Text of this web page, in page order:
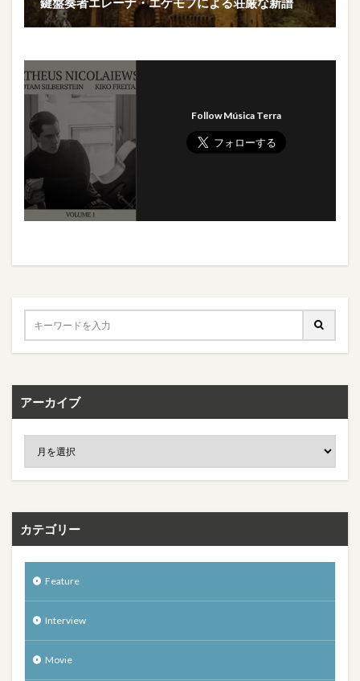
Follow Música Terra
アーカイブ
カテゴリー
Feature
Interview
Movie